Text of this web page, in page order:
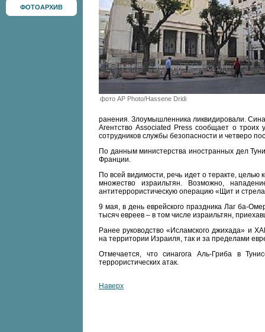
ФОТОАРХИВ
фото AP Photo/Hassene Dridi
ранения. Злоумышленника ликвидировали.
Агентство Associated Press сообщает о
сотрудников службы безопасности и четверо
По данным министерства иностранных дел
Франции.
По всей видимости, речь идет о теракте, целью
множество израильтян. Возможно,
антитеррористическую операцию «Щит и
9 мая, в день еврейского праздника Лаг ба-
тысяч евреев – в том числе израильтян,
Ранее руководство «Исламского джихада» и
на территории Израиля, так и за пределами
Отмечается, что синагога Аль-Гриба в
террористических атак.
Наверх